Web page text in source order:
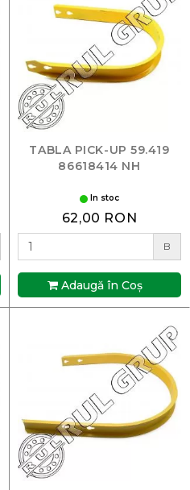
TABLA PICK-UP 59.419
86618414 NH
In stoc
62,00 RON
B
Adaugă în Coş